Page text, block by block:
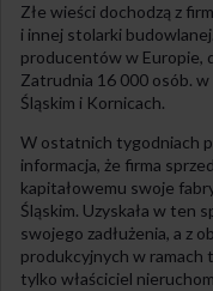
Złe wieści dochodzą z
i innej stolarki
producentów w Europie,
Zatrudnia 16 000 osób.
Śląskim i Kornicach.
W ostatnich tygodniach
informacja, że firma
kapitałowemu swoje
Śląskim. Uzyskała w ten
swojego zadłużenia, a z
produkcyjnych w ramach
tylko właściciel